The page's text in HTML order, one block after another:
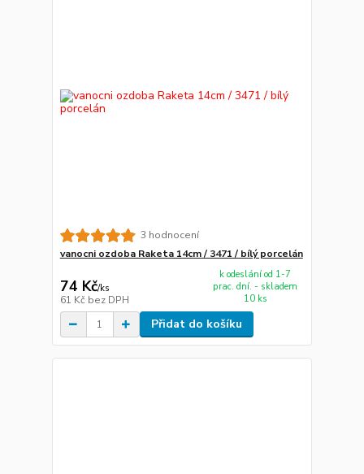
3 hodnocení
vanocni ozdoba Raketa 14cm / 3471 / bílý porcelán
74 Kč/ks
61 Kč bez DPH
k odeslání od 1-7
prac. dní. - skladem
10 ks
Přidat do košíku